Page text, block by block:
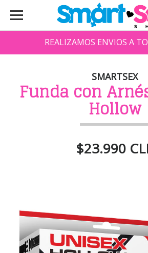
REALIZAMOS ENVIOS A
SMARTSEX
Funda con
Hollow
$23.990